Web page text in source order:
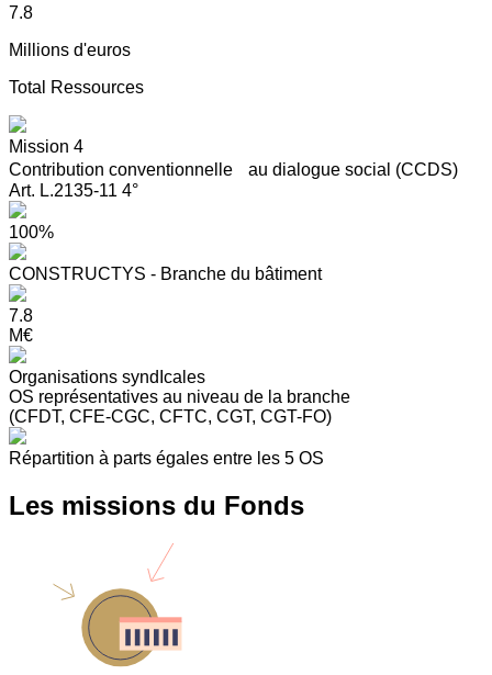
7.8
Millions d'euros
Total Ressources
Mission 4
Contribution conventionnelle au dialogue social (CCDS)
Art. L.2135-11 4°
100%
CONSTRUCTYS - Branche du bâtiment
7.8
M€
Organisations syndIcales
OS représentatives au niveau de la branche
(CFDT, CFE-CGC, CFTC, CGT, CGT-FO)
Répartition à parts égales entre les 5 OS
Les missions du Fonds